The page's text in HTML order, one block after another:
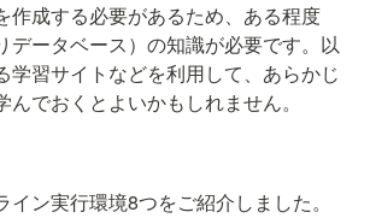
作成する必要があるため、ある程度
データベース）の知識が必要です。以
学習サイトなどを利用して、あらかじ
でおくとよいかもしれません。
イン実行環境8つをご紹介しました。